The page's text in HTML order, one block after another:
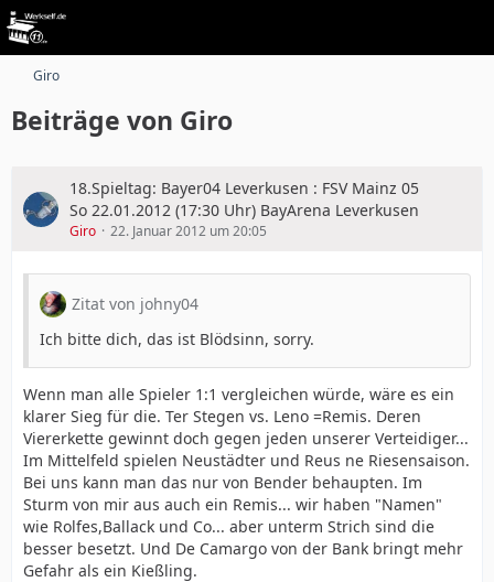
Giro
Beiträge von Giro
18.Spieltag: Bayer04 Leverkusen : FSV Mainz 05
So 22.01.2012 (17:30 Uhr) BayArena Leverkusen
Giro 22. Januar 2012 um 20:05
Zitat von johny04
Ich bitte dich, das ist Blödsinn, sorry.
Wenn man alle Spieler 1:1 vergleichen würde, wäre es ein
klarer Sieg für die. Ter Stegen vs. Leno =Remis. Deren
Viererkette gewinnt doch gegen jeden unserer Verteidiger...
Im Mittelfeld spielen Neustädter und Reus ne Riesensaison.
Bei uns kann man das nur von Bender behaupten. Im
Sturm von mir aus auch ein Remis... wir haben "Namen"
wie Rolfes,Ballack und Co... aber unterm Strich sind die
besser besetzt. Und De Camargo von der Bank bringt mehr
Gefahr als ein Kießling.